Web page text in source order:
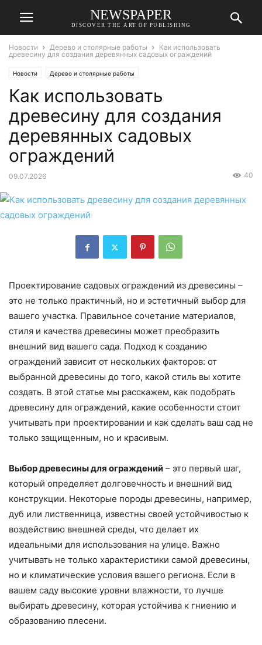
NEWSPAPER
DISCOVER THE ART OF PUBLISHING
Новости Дерево и столярные работы
Как использовать
древесину для создания деревянных садовых ограждений
Новости Дерево и столярные работы
Как использовать
древесину для создания
деревянных садовых
ограждений
09.07.2026 40
Проектирование садовых ограждений из древесины –
это не только практичный, но и эстетичный выбор для
вашего участка. Правильное сочетание материалов,
стиля и качества древесины может преобразить
внешний вид вашего сада. Подход к созданию
ограждений зависит от нескольких факторов: от
выбранной древесины до того, какой стиль вы хотите
создать. В этой статье мы расскажем, как подобрать
древесину для ограждений, какие особенности стоит
учитывать при проектировании и как сделать ваш сад не
только защищенным, но и красивым.
Выбор древесины для ограждений – это первый шаг,
который определяет долговечность и внешний вид
конструкции. Некоторые породы древесины, например,
дуб или лиственница, известны своей устойчивостью к
воздействию внешней среды, что делает их
идеальными для использования на улице. Важно
учитывать не только характеристики самой древесины,
но и климатические условия вашего региона. Если в
вашем саду высокие уровни влажности, то лучше
выбирать древесину, которая устойчива к гниению и
образованию плесени.